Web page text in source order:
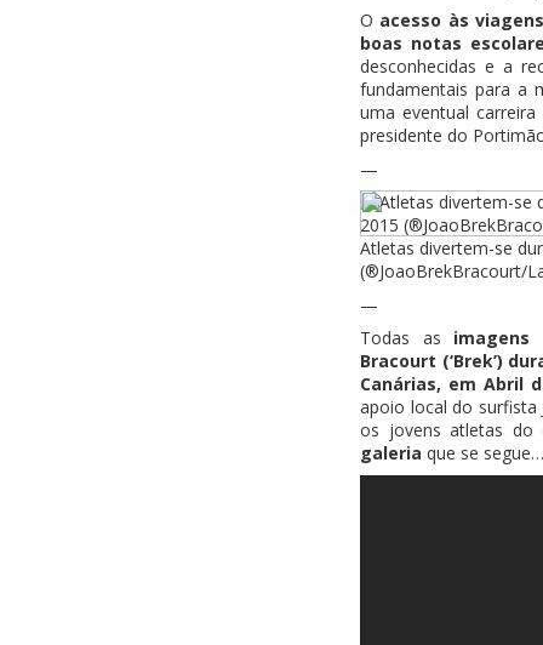
O acesso às
boas notas
desconhecidas e a
fundamentais para a
uma eventual
presidente do
—
Atletas divertem-se
(®JoaoBrekBracourt/
—
Todas as
Bracourt (‘Brek’)
Canárias, em Abril
apoio local do surfista
os jovens atletas do
galeria que se segue…